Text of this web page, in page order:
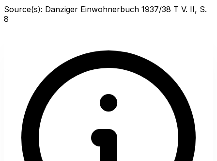
Source(s): Danziger Einwohnerbuch 1937/38 T V. II, S.
8